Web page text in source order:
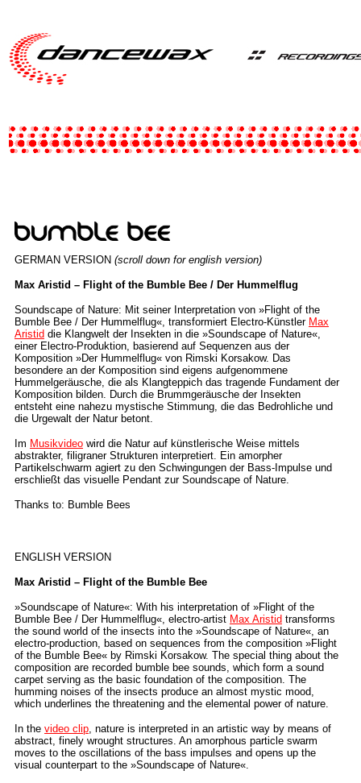
GERMAN VERSION (scroll down for english version)
Max Aristid – Flight of the Bumble Bee / Der Hummelflug
Soundscape of Nature: Mit seiner Interpretation von »Flight of the
Bumble Bee / Der Hummelflug«, transformiert Electro-Künstler Max
Aristid die Klangwelt der Insekten in die »Soundscape of Nature«,
einer Electro-Produktion, basierend auf Sequenzen aus der
Komposition »Der Hummelflug« von Rimski Korsakow. Das
besondere an der Komposition sind eigens aufgenommene
Hummelgeräusche, die als Klangteppich das tragende Fundament der
Komposition bilden. Durch die Brummgeräusche der Insekten
entsteht eine nahezu mystische Stimmung, die das Bedrohliche und
die Urgewalt der Natur betont.
Im Musikvideo wird die Natur auf künstlerische Weise mittels
abstrakter, filigraner Strukturen interpretiert. Ein amorpher
Partikelschwarm agiert zu den Schwingungen der Bass-Impulse und
erschließt das visuelle Pendant zur Soundscape of Nature.
Thanks to: Bumble Bees
ENGLISH VERSION
Max Aristid – Flight of the Bumble Bee
»Soundscape of Nature«: With his interpretation of »Flight of the
Bumble Bee / Der Hummelflug«, electro-artist Max Aristid transforms
the sound world of the insects into the »Soundscape of Nature«, an
electro-production, based on sequences from the composition »Flight
of the Bumble Bee« by Rimski Korsakow. The special thing about the
composition are recorded bumble bee sounds, which form a sound
carpet serving as the basic foundation of the composition. The
humming noises of the insects produce an almost mystic mood,
which underlines the threatening and the elemental power of nature.
In the video clip, nature is interpreted in an artistic way by means of
abstract, finely wrought structures. An amorphous particle swarm
moves to the oscillations of the bass impulses and opens up the
visual counterpart to the »Soundscape of Nature«.